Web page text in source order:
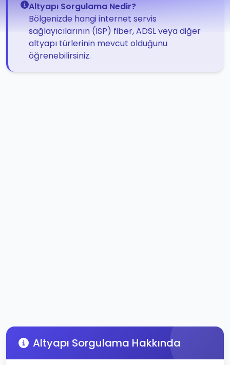
Altyapı Sorgulama Nedir?
Bölgenizde hangi internet servis
sağlayıcılarının (ISP) fiber, ADSL veya diğer
altyapı türlerinin mevcut olduğunu
öğrenebilirsiniz.
Altyapı Sorgulama Hakkında